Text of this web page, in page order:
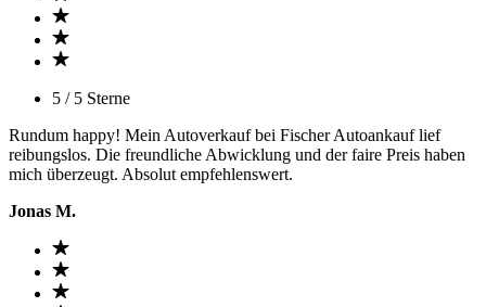
5 / 5 Sterne
Rundum happy! Mein Autoverkauf bei Fischer Autoankauf lief
reibungslos. Die freundliche Abwicklung und der faire Preis haben
mich überzeugt. Absolut empfehlenswert.
Jonas M.